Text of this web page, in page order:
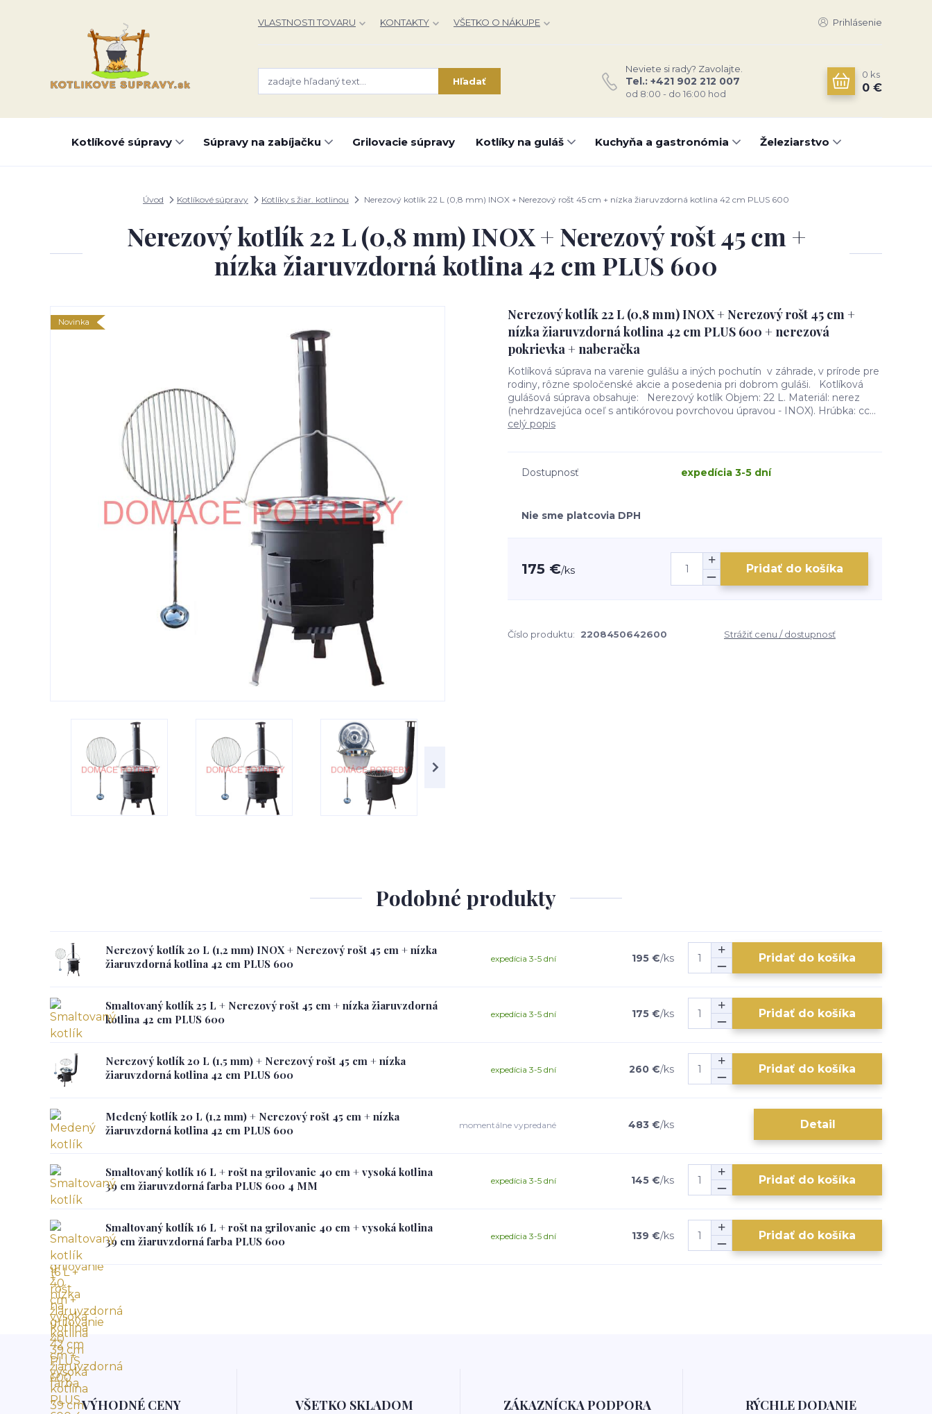
VLASTNOSTI TOVARU KONTAKTY VŠETKO O NÁKUPE Prihlásenie
Hľadať
Neviete si rady? Zavolajte.
Tel.: +421 902 212 007
od 8:00 - do 16:00 hod
0 ks
0 €
Kotlíkové súpravy Súpravy na zabíjačku Grilovacie súpravy Kotlíky na guláš Kuchyňa a gastronómia Železiarstvo
Úvod Kotlíkové súpravy Kotlíky s žiar. kotlinou Nerezový kotlík 22 L (0,8 mm) INOX + Nerezový rošt 45 cm + nízka žiaruvzdorná kotlina 42 cm PLUS 600
Nerezový kotlík 22 L (0,8 mm) INOX + Nerezový rošt 45 cm +
nízka žiaruvzdorná kotlina 42 cm PLUS 600
Novinka
Nerezový kotlík 22 L (0,8 mm) INOX + Nerezový rošt 45 cm +
nízka žiaruvzdorná kotlina 42 cm PLUS 600 + nerezová
pokrievka + naberačka
Kotlíková súprava na varenie gulášu a iných pochutín v záhrade, v prírode pre
rodiny, rôzne spoločenské akcie a posedenia pri dobrom guláši. Kotlíková
gulášová súprava obsahuje: Nerezový kotlík Objem: 22 L. Materiál: nerez
(nehrdzavejúca oceľ s antikórovou povrchovou úpravou - INOX). Hrúbka: cc...
celý popis
Dostupnosť expedícia 3-5 dní
Nie sme platcovia DPH
175 €/ks Pridať do košíka
Číslo produktu: 2208450642600 Strážiť cenu / dostupnosť
Podobné produkty
Nerezový kotlík 20 L (1,2 mm) INOX + Nerezový rošt 45 cm + nízka
žiaruvzdorná kotlina 42 cm PLUS 600
195 €/ks
expedícia 3-5 dní Pridať do košíka
Smaltovaný kotlík 25 L + Nerezový rošt 45 cm + nízka žiaruvzdorná
kotlina 42 cm PLUS 600
175 €/ks
expedícia 3-5 dní Pridať do košíka
Nerezový kotlík 20 L (1,5 mm) + Nerezový rošt 45 cm + nízka
žiaruvzdorná kotlina 42 cm PLUS 600
260 €/ks
expedícia 3-5 dní Pridať do košíka
Medený kotlík 20 L (1,2 mm) + Nerezový rošt 45 cm + nízka
žiaruvzdorná kotlina 42 cm PLUS 600
483 €/ks
momentálne vypredané Detail
Smaltovaný kotlík 16 L + rošt na grilovanie 40 cm + vysoká kotlina
39 cm žiaruvzdorná farba PLUS 600 4 MM
145 €/ks
expedícia 3-5 dní Pridať do košíka
Smaltovaný kotlík 16 L + rošt na grilovanie 40 cm + vysoká kotlina
39 cm žiaruvzdorná farba PLUS 600
139 €/ks
expedícia 3-5 dní Pridať do košíka
VÝHODNÉ CENY VŠETKO SKLADOM ZÁKAZNÍCKA PODPORA RÝCHLE DODANIE